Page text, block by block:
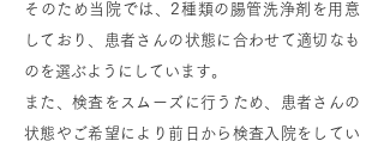
そのため当院では、2種類の腸管洗浄剤を用意
しており、患者さんの状態に合わせて適切なも
のを選ぶようにしています。
また、検査をスムーズに行うため、患者さんの
状態やご希望により前日から検査入院をしてい